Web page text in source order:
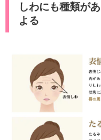
しわにも種類が
よる